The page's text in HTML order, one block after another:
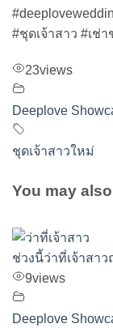
#ชุดเจ้าสาว #เช่
23views
Deeplove
ชุดเจ้าสาวใหม่
You may
ช่วงนี้ว่าที่เจ้าสา
9views
Deeplove